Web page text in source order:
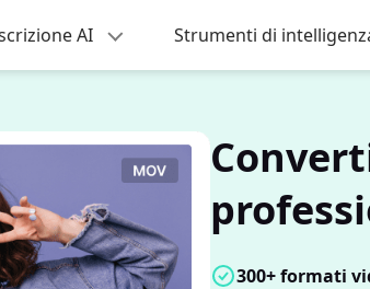
AI Strumenti di
300+ formati